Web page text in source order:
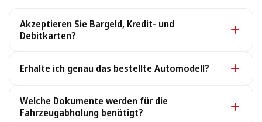
Akzeptieren Sie Bargeld, Kredit- und
Debitkarten?
und Debitkarten.
Erhalte ich genau das bestellte Automodell?
seltenen Fall der Nichtverfügbarkeit stellen wir ein
Welche Dokumente werden für die
Fahrzeugabholung benötigt?